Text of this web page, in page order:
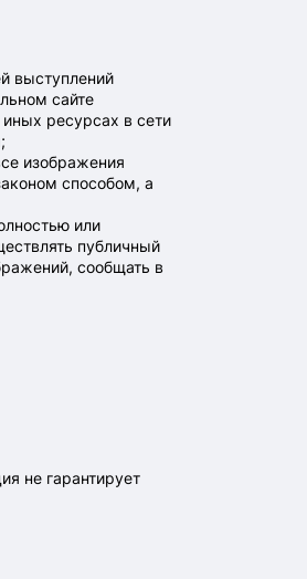
выступлений
сайте
ресурсах в сети
изображения
способом, а
или
публичный
сообщать в
не гарантирует